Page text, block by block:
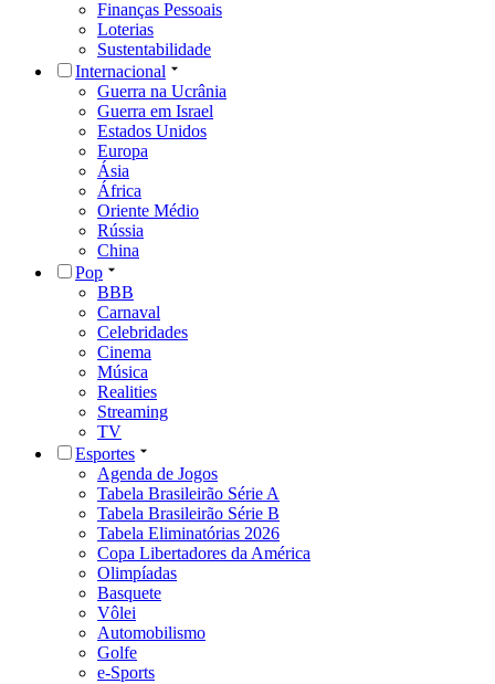
Finanças Pessoais
Loterias
Sustentabilidade
Internacional
Guerra na Ucrânia
Guerra em Israel
Estados Unidos
Europa
Ásia
África
Oriente Médio
Rússia
China
Pop
BBB
Carnaval
Celebridades
Cinema
Música
Realities
Streaming
TV
Esportes
Agenda de Jogos
Tabela Brasileirão Série A
Tabela Brasileirão Série B
Tabela Eliminatórias 2026
Copa Libertadores da América
Olimpíadas
Basquete
Vôlei
Automobilismo
Golfe
e-Sports